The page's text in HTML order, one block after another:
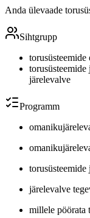
Anda ülevaade
Sihtgrupp
järelevalve
Programm
torusüsteemide
järelevalve
millele pöörata